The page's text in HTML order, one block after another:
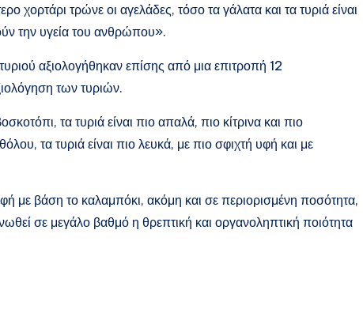
χορτάρι τρώνε οι αγελάδες, τόσο τα γάλατα και τα τυριά είναι
την υγεία του ανθρώπου».
αξιολογήθηκαν επίσης από μια επιτροπή 12
των τυριών.
τα τυριά είναι πιο απαλά, πιο κίτρινα και πιο
τα τυριά είναι πιο λευκά, με πιο σφιχτή υφή και με
με βάση το καλαμπόκι, ακόμη και σε περιορισμένη ποσότητα,
σε μεγάλο βαθμό η θρεπτική και οργανοληπτική ποιότητα